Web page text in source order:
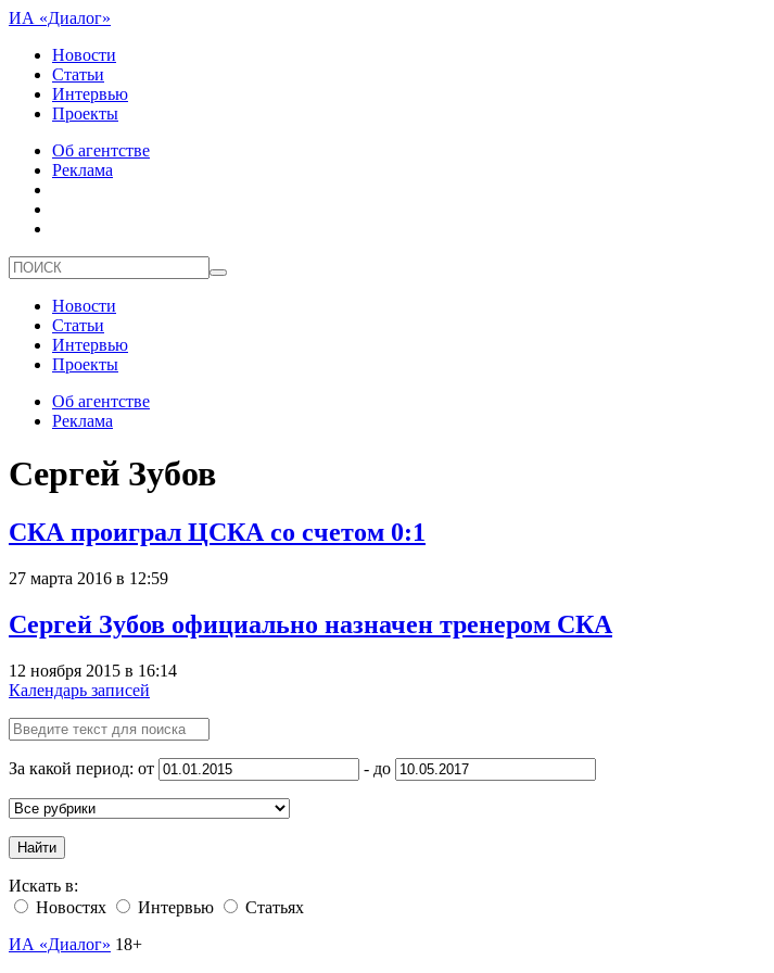
ИА «Диалог»
Новости
Статьи
Интервью
Проекты
Об агентстве
Реклама
Новости
Статьи
Интервью
Проекты
Об агентстве
Реклама
Сергей Зубов
СКА проиграл ЦСКА со счетом 0:1
27 марта 2016 в 12:59
Сергей Зубов официально назначен тренером СКА
12 ноября 2015 в 16:14
Календарь записей
За какой период: от - до
Найти
Искать в:
Новостях
Интервью
Статьях
ИА «Диалог» 18+